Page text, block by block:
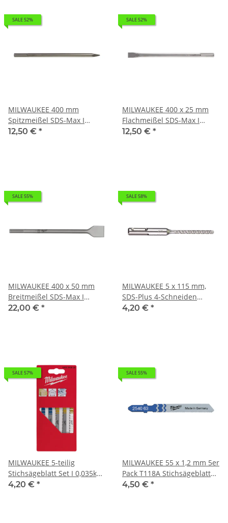
SALE 52%
MILWAUKEE 400 mm
Spitzmeißel SDS-Max I
0,71kg 4932343735
12,50 € *
SALE 52%
MILWAUKEE 400 x 25 mm
Flachmeißel SDS-Max I
0,72kg 4932343738
12,50 € *
SALE 55%
MILWAUKEE 400 x 50 mm
Breitmeißel SDS-Max I
0,87kg 4932343743
22,00 € *
SALE 58%
MILWAUKEE 5 x 115 mm,
SDS-Plus 4-Schneiden
Hammerbohrer MX4 SDS-
4,20 € *
SALE 57%
MILWAUKEE 5-teilig
Stichsägeblatt Set I 0,035kg
4932345825
4,20 € *
SALE 55%
MILWAUKEE 55 x 1,2 mm 5er
Pack T118A Stichsägeblatt
Metall I 0,03kg 4932254063
4,50 € *